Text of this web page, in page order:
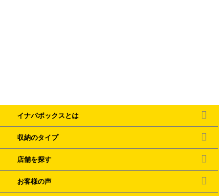
イナバボックスとは
収納のタイプ
店舗を探す
お客様の声